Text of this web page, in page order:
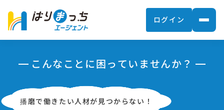
ログイン
こんなことに困っていませんか？
播磨で働きたい人材が見つからない！